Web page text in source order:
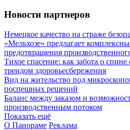
Новости партнеров
Немецкое качество на страже
«Мельхозе» предлагает
предотвращения
Тихое спасение: как забота о
трендом здоровьесбережения
Вид на жительство под
поспешных решений
Баланс между заказом и
производственным потоком
Показать ещё
О Панораме Реклама